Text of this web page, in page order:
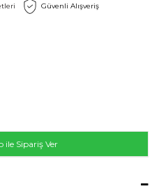
Güvenli Alışveriş
ile Sipariş Ver